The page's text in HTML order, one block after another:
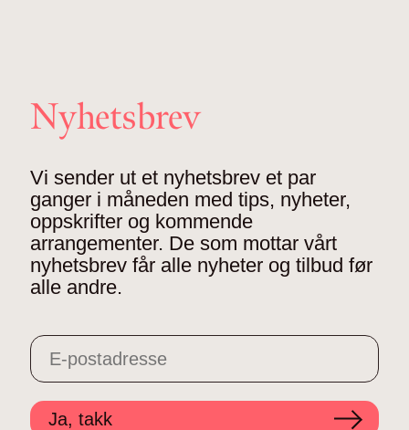
Nyhetsbrev
Vi sender ut et nyhetsbrev et par
ganger i måneden med tips, nyheter,
oppskrifter og kommende
arrangementer. De som mottar vårt
nyhetsbrev får alle nyheter og tilbud før
alle andre.
Ja, takk